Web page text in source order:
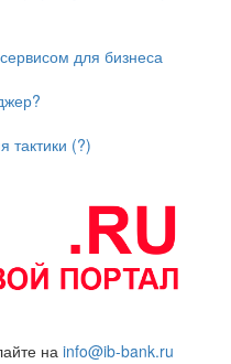
для бизнеса
тактики (?)
на info@ib-bank.ru